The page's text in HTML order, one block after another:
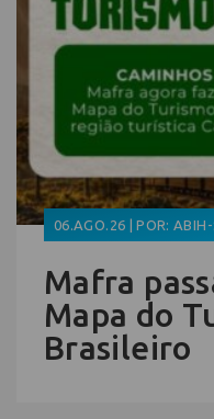
06.AGO.26 | POR: ABIH-
Mafra
Mapa do
Brasileiro